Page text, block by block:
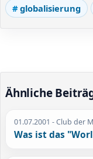
globalisierung
Ähnliche
01.07.2001 - Club der
Was ist das